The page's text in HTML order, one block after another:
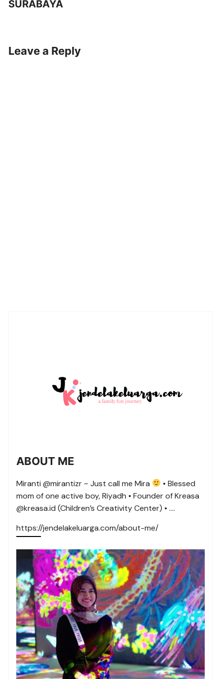
SURABAYA
Leave a Reply
ABOUT ME
Miranti @mirantizr ~ Just call me Mira
• Blessed
mom of one active boy, Riyadh • Founder of Kreasa
@kreasa.id (Children’s Creativity Center) • ….
https://jendelakeluarga.com/about-me/